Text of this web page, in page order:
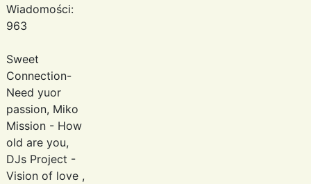
Wiadomości:
963
Sweet
Connection-
Need yuor
passion, Miko
Mission - How
old are you,
DJs Project -
Vision of love ,